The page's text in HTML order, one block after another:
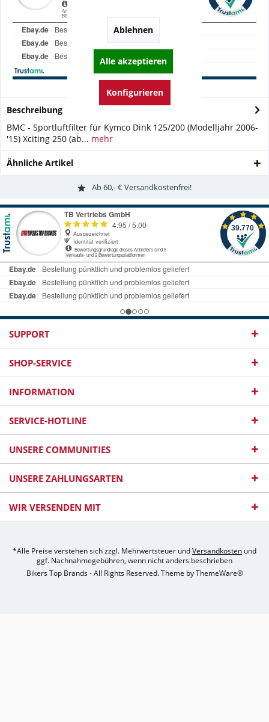
Beschreibung
BMC - Sportluftfilter für Kymco Dink 125/200 (Modelljahr 2006-
'15) Xciting 250 (ab... mehr
Ähnliche Artikel
Ab 60,- € Versandkostenfrei!
SUPPORT
SHOP-SERVICE
INFORMATION
SERVICE-HOTLINE
UNSERE COMMUNITIES
UNSERE ZAHLUNGSARTEN
WIR VERSENDEN MIT
*Alle Preise verstehen sich zzgl. Mehrwertsteuer undVersandkosten und
ggf. Nachnahmegebühren, wenn nicht anders beschrieben
Bikers Top Brands - All Rights Reserved. Theme byThemeWare®
Ablehnen
Alle akzeptieren
Konfigurieren